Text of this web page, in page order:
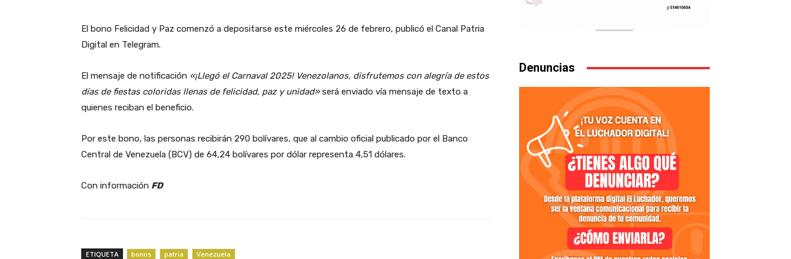
El bono Felicidad y Paz comenzó a depositarse este miércoles 26 de febrero, publicó el Canal Patria
Digital en Telegram.
El mensaje de notificación «¡Llegó el Carnaval 2025! Venezolanos, disfrutemos con alegría de estos
días de fiestas coloridas llenas de felicidad, paz y unidad»será enviado vía mensaje de texto a
quienes reciban el beneficio.
Por este bono, las personas recibirán 290 bolívares, que al cambio oficial publicado por el Banco
Central de Venezuela (BCV) de 64,24 bolívares por dólar representa 4,51 dólares.
Con información FD
ETIQUETA bonos patria Venezuela
Denuncias